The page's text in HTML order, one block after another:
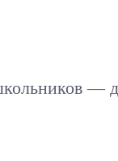
—